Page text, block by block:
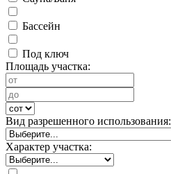
Бассейн
Под ключ
Площадь участка:
Вид разрешенного использования:
Характер участка: